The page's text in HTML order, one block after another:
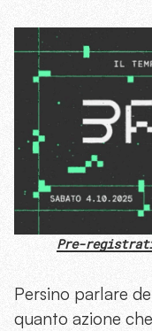
Pre-
Persino parlare
quanto azione